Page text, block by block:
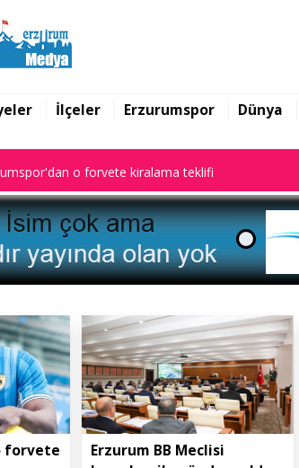
İlçeler Erzurumspor Dünya
BB Meclisi kararları ile gündem oldu
BB Meclisi kararları ile gündem oldu
o forvete kiralama teklifi
forvete
Erzurum BB Meclisi